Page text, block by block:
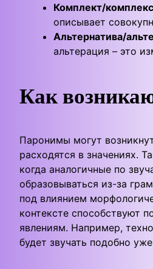
Комплект/комплекс
описывает
Альтернатива/
альтерация – это
Как
Паронимы могут
расходятся в значениях.
когда аналогичные по
образовываться из-за
под влиянием
контексте способствуют
явлениям. Например,
будет звучать подобно